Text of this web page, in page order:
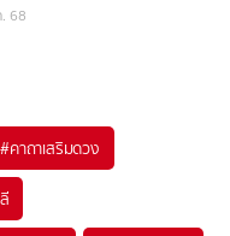
68
#คาถาเสริมดวง